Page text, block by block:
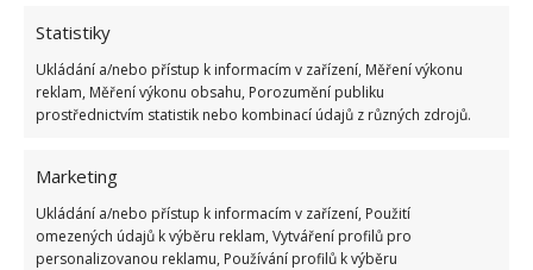
Statistiky
Ukládání a/nebo přístup k informacím v zařízení, Měření výkonu
reklam, Měření výkonu obsahu, Porozumění publiku
prostřednictvím statistik nebo kombinací údajů z různých zdrojů.
Marketing
Ukládání a/nebo přístup k informacím v zařízení, Použití
omezených údajů k výběru reklam, Vytváření profilů pro
personalizovanou reklamu, Používání profilů k výběru